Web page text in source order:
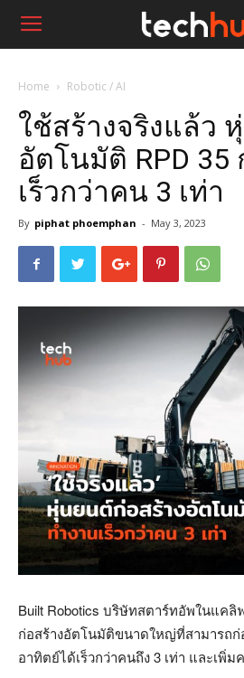
Home Robotic / AI
ใช้สร้างจริงแล้ว
อัตโนมัติ RPD 35
เร็วกว่าคน 3 เท่า
By piphat phoemphan - May 3, 2023
Built Robotics บริษัทสตาร์ทอัพในแค
ก่อสร้างอัตโนมัติขนาดใหญ่ที่สามารถก่
อาทิตย์ได้เร็วกว่าคนถึง 3 เท่า และเพิ่